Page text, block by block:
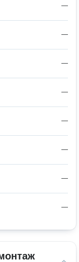
—
—
—
—
—
—
—
—